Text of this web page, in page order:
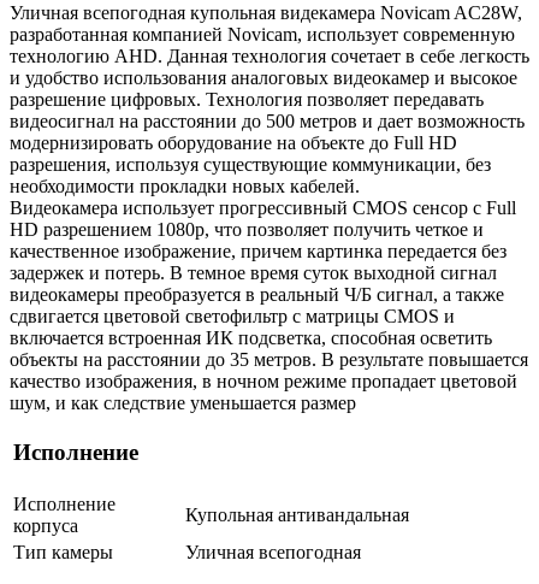
Уличная всепогодная купольная видекамера Novicam AC28W,
разработанная компанией Novicam, использует современную
технологию AHD. Данная технология сочетает в себе легкость
и удобство использования аналоговых видеокамер и высокое
разрешение цифровых. Технология позволяет передавать
видеосигнал на расстоянии до 500 метров и дает возможность
модернизировать оборудование на объекте до Full HD
разрешения, используя существующие коммуникации, без
необходимости прокладки новых кабелей.
Видеокамера использует прогрессивный CMOS сенсор с Full
HD разрешением 1080p, что позволяет получить четкое и
качественное изображение, причем картинка передается без
задержек и потерь. В темное время суток выходной сигнал
видеокамеры преобразуется в реальный Ч/Б сигнал, а также
сдвигается цветовой светофильтр с матрицы CMOS и
включается встроенная ИК подсветка, способная осветить
объекты на расстоянии до 35 метров. В результате повышается
качество изображения, в ночном режиме пропадает цветовой
шум, и как следствие уменьшается размер
Исполнение
Исполнение
корпуса
Купольная антивандальная
Тип камеры
Уличная всепогодная